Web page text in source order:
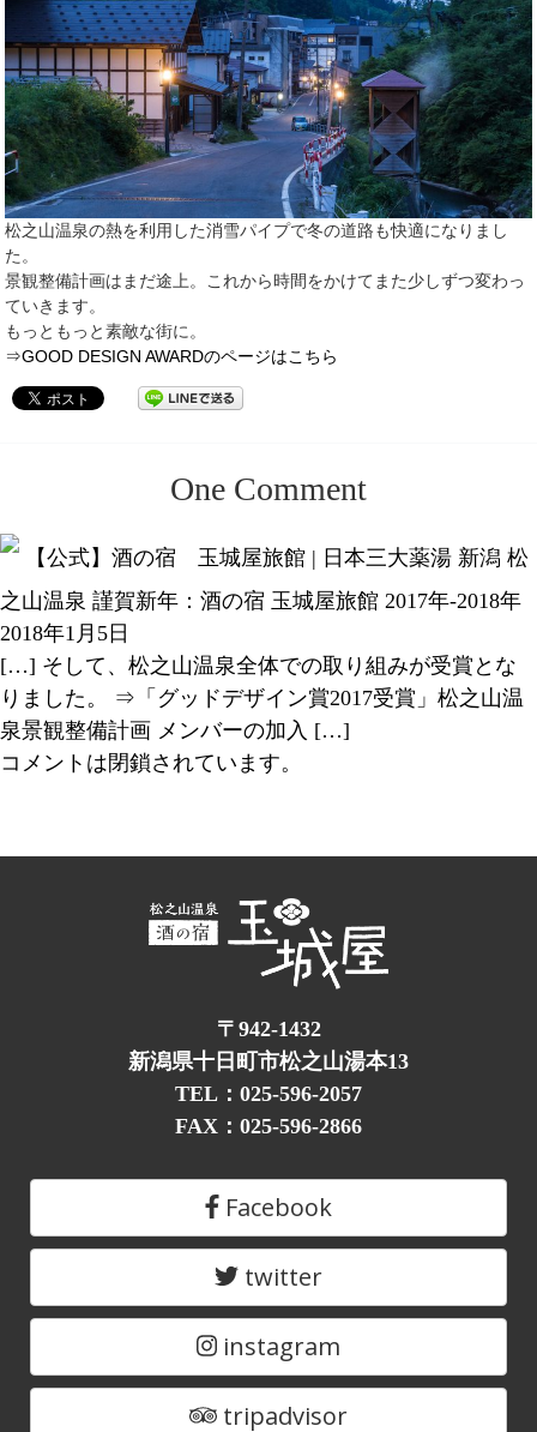
松之山温泉の熱を利用した消雪パイプで冬の道路も快適になりまし
た。
景観整備計画はまだ途上。これから時間をかけてまた少しずつ変わっ
ていきます。
もっともっと素敵な街に。
⇒GOOD DESIGN AWARDのページはこちら
One Comment
【公式】酒の宿 玉城屋旅館 | 日本三大薬湯 新潟 松
之山温泉 謹賀新年：酒の宿 玉城屋旅館 2017年-2018年
2018年1月5日
[…] そして、松之山温泉全体での取り組みが受賞とな
りました。 ⇒「グッドデザイン賞2017受賞」松之山温
泉景観整備計画 メンバーの加入 […]
コメントは閉鎖されています。
〒942-1432
新潟県十日町市松之山湯本13
TEL：025-596-2057
FAX：025-596-2866
Facebook
twitter
instagram
tripadvisor